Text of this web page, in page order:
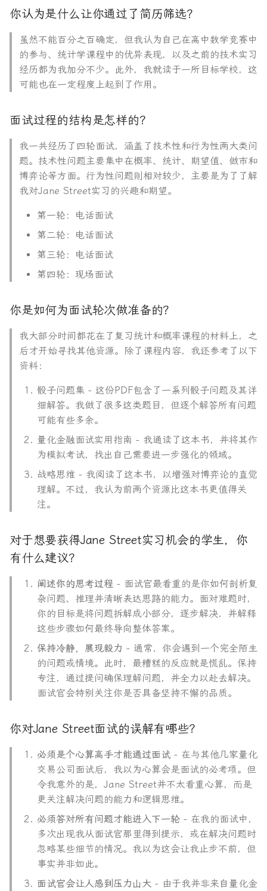
你认为是什么让你通过了简历筛选？
虽然不能百分之百确定，但我认为自己在高中数学竞赛中
的参与、统计学课程中的优异表现，以及之前的技术实习
经历都为我加分不少。此外，我就读于一所目标学校，这
可能也在一定程度上起到了作用。
面试过程的结构是怎样的？
我一共经历了四轮面试，涵盖了技术性和行为性两大类问
题。技术性问题主要集中在概率、统计、期望值、做市和
博弈论等方面。行为性问题则相对较少，主要是为了了解
我对Jane Street实习的兴趣和期望。
第一轮：电话面试
第二轮：电话面试
第三轮：电话面试
第四轮：现场面试
你是如何为面试轮次做准备的？
我大部分时间都花在了复习统计和概率课程的材料上，之
后才开始寻找其他资源。除了课程内容，我还参考了以下
资料：
骰子问题集 - 这份PDF包含了一系列骰子问题及其详
细解答。我做了很多这类题目，但逐个解答所有问题
可能有些多余。
量化金融面试实用指南 - 我通读了这本书，并将其作
为模拟考试，找出自己需要进一步强化的领域。
战略思维 - 我阅读了这本书，以增强对博弈论的直觉
理解。不过，我认为前两个资源比这本书更值得关
注。
对于想要获得Jane Street实习机会的学生，你
有什么建议？
阐述你的思考过程 - 面试官最看重的是你如何剖析复
杂问题、推理并清晰表达思路的能力。面对难题时，
你的目标是将问题拆解成小部分，逐步解决，并解释
这些步骤如何最终导向整体答案。
保持冷静，展现毅力 - 通常，你会遇到一个完全陌生
的问题或情境。此时，最糟糕的反应就是慌乱。保持
专注，通过提问确保理解问题，并全力以赴去解决。
面试官会特别关注你是否具备坚持不懈的品质。
你对Jane Street面试的误解有哪些？
必须是个心算高手才能通过面试 - 在与其他几家量化
交易公司面试后，我以为心算会是面试的必考项。但
令我意外的是，Jane Street并不太看重心算，而是
更关注解决问题的能力和逻辑思维。
必须答对所有问题才能进入下一轮 - 在我的面试中，
多次出现我从面试官那里得到提示，或在解决问题时
忽略某些细节的情况。我以为这会让我止步不前，但
事实并非如此。
面试官会让人感到压力山大 - 由于我并非来自量化金